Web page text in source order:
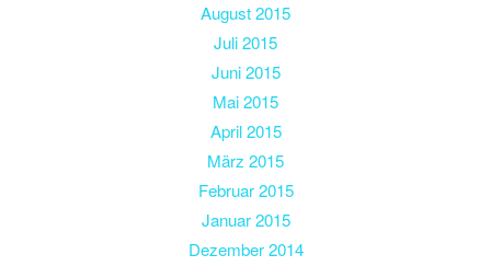
August 2015
Juli 2015
Juni 2015
Mai 2015
April 2015
März 2015
Februar 2015
Januar 2015
Dezember 2014